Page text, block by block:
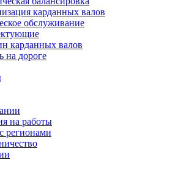
карданных валов
обслуживание
карданных валов
на дороге
на работы
регионами